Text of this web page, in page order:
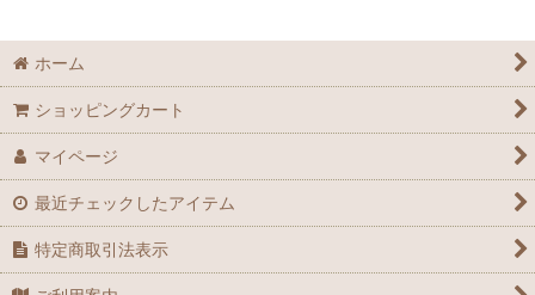
ホーム
ショッピングカート
マイページ
最近チェックしたアイテム
特定商取引法表示